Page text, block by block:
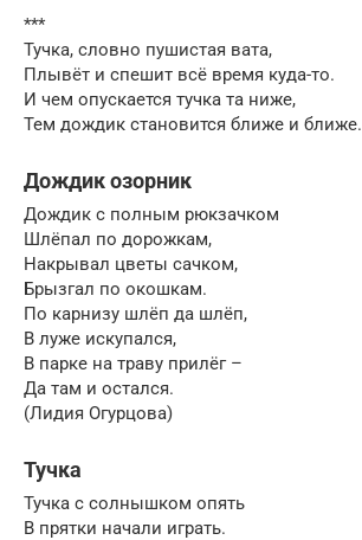
***
Тучка, словно пушистая вата,
Плывёт и спешит всё время куда-то.
И чем опускается тучка та ниже,
Тем дождик становится ближе и ближе.
Дождик озорник
Дождик с полным рюкзачком
Шлёпал по дорожкам,
Накрывал цветы сачком,
Брызгал по окошкам.
По карнизу шлёп да шлёп,
В луже искупался,
В парке на траву прилёг –
Да там и остался.
(Лидия Огурцова)
Тучка
Тучка с солнышком опять
В прятки начали играть.